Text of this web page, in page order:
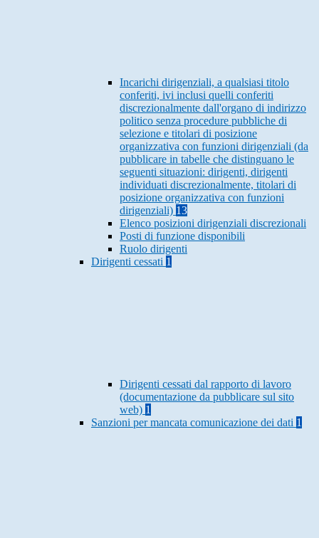
Incarichi dirigenziali, a qualsiasi titolo
conferiti, ivi inclusi quelli conferiti
discrezionalmente dall'organo di indirizzo
politico senza procedure pubbliche di
selezione e titolari di posizione
organizzativa con funzioni dirigenziali (da
pubblicare in tabelle che distinguano le
seguenti situazioni: dirigenti, dirigenti
individuati discrezionalmente, titolari di
posizione organizzativa con funzioni
dirigenziali) 13
Elenco posizioni dirigenziali discrezionali
Posti di funzione disponibili
Ruolo dirigenti
Dirigenti cessati 1
Dirigenti cessati dal rapporto di lavoro
(documentazione da pubblicare sul sito
web) 1
Sanzioni per mancata comunicazione dei dati 1